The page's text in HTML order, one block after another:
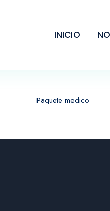
INICIO
Paquete medico